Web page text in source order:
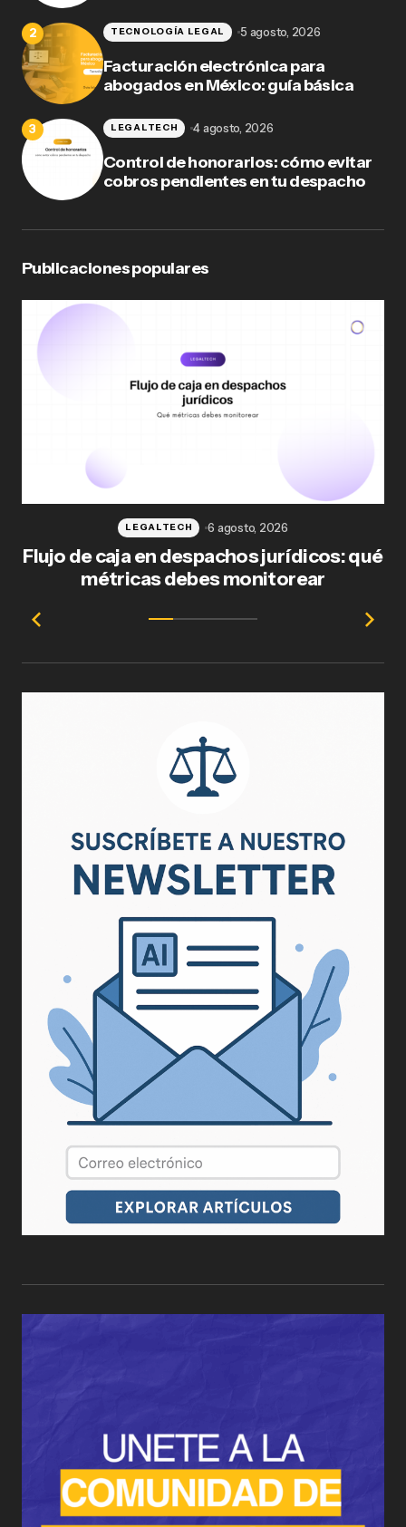
Facturación electrónica para
abogados en México: guía básica
TECNOLOGÍA LEGAL 5 agosto, 2026
Control de honorarios: cómo evitar
cobros pendientes en tu despacho
LEGALTECH 4 agosto, 2026
Publicaciones populares
Flujo de caja en despachos jurídicos: qué
métricas debes monitorear
LEGALTECH 6 agosto, 2026